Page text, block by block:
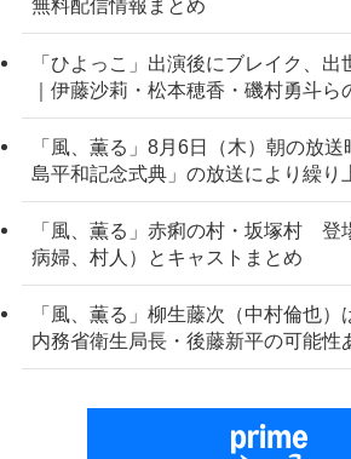
無料配信情報まとめ
「ひよっこ」出演後にブレイク、
｜伊藤沙莉・松本穂香・磯村勇斗ら
「風、薫る」8月6日（木）朝の放
島平和記念式典」の放送により繰り
「風、薫る」赤痢の村・坂塚村 登
病婦、村人）とキャストまとめ
「風、薫る」柳生藤次（中村倫也
内務省衛生局長・後藤新平の可能性